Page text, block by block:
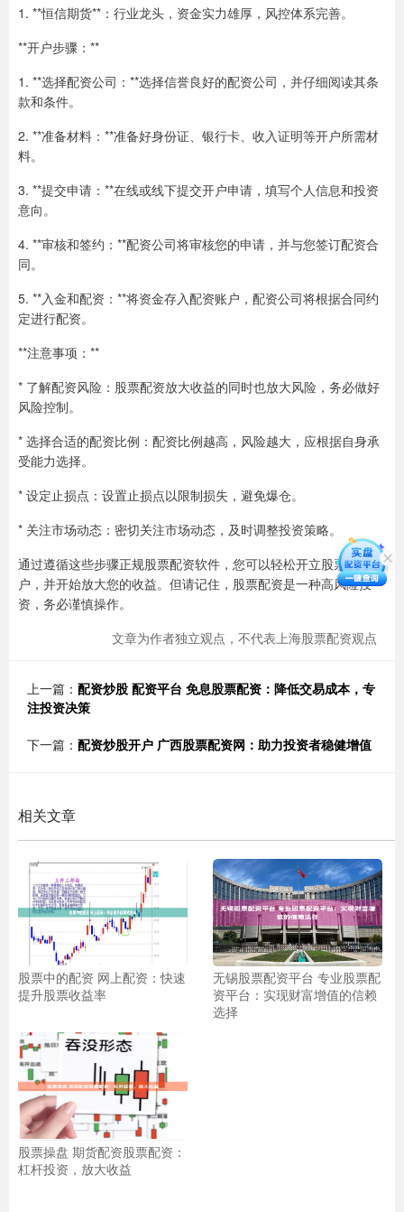
1. **恒信期货**：行业龙头，资金实力雄厚，风控体系完善。
**开户步骤：**
1. **选择配资公司：**选择信誉良好的配资公司，并仔细阅读其条
款和条件。
2. **准备材料：**准备好身份证、银行卡、收入证明等开户所需材
料。
3. **提交申请：**在线或线下提交开户申请，填写个人信息和投资
意向。
4. **审核和签约：**配资公司将审核您的申请，并与您签订配资合
同。
5. **入金和配资：**将资金存入配资账户，配资公司将根据合同约
定进行配资。
**注意事项：**
* 了解配资风险：股票配资放大收益的同时也放大风险，务必做好
风险控制。
* 选择合适的配资比例：配资比例越高，风险越大，应根据自身承
受能力选择。
* 设定止损点：设置止损点以限制损失，避免爆仓。
* 关注市场动态：密切关注市场动态，及时调整投资策略。
通过遵循这些步骤正规股票配资软件，您可以轻松开立股票配资账
户，并开始放大您的收益。但请记住，股票配资是一种高风险投
资，务必谨慎操作。
文章为作者独立观点，不代表上海股票配资观点
上一篇： 配资炒股 配资平台 免息股票配资：降低交易成本，专
注投资决策
下一篇： 配资炒股开户 广西股票配资网：助力投资者稳健增值
相关文章
股票中的配资 网上配资：快速
提升股票收益率
无锡股票配资平台 专业股票配
资平台：实现财富增值的信赖
选择
股票操盘 期货配资股票配资：
杠杆投资，放大收益